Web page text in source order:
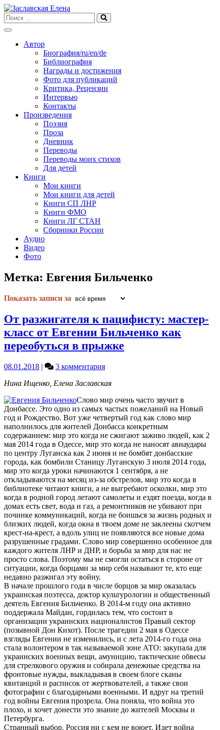
Skip
to
content
Автор
Биография/ru/en/de
Библиография
Награды и достижения
Фото для публикаций
Критика, Рецензии
Интервью
Контакты
Произведения
Поэзия
Проза
Дневник
Переводы
Переводы моих стихов
Для детей
Книги
Мои книги
Мои книги для детей
Книги СП ЛНР
Книги ФМО
Книги ЛГ СТАН
Сборники России
Аудио
Видео
Фото
Метка: Евгения Бильченко
Показать записи за
От разжигателя к пацифисту: мастер-
класс от Евгении Бильченко как
переобуться в прыжке
08.01.2018 | 3 комментарияк
От
к
пацифисту:
мастер-
класс
от
Евгении
Бильченко
как
переобуться
в
прыжке
Нина Ищенко, Елена Заславская
Слово мир очень часто звучит в
Донбассе. Это одно из самых частых пожеланий на Новый
год и Рождество. Вот уже четвертый год как слово мир
наполнилось для жителей Донбасса конкретным
содержанием: мир это когда не сжигают заживо людей, как 2
мая 2014 года в Одессе, мир это когда не наносят авиаудары
по центру Луганска как 2 июня и не бомбят донбасские
города, как бомбили Станицу Луганскую 3 июля 2014 года,
мир это когда уроки начинаются 1 сентября, а не
откладываются на месяц из-за обстрелов, мир это когда в
библиотеке читают книги, а не выгребают осколки, мир это
когда в родной город летают самолеты и ездят поезда, когда в
домах есть свет, вода и газ, а ремонтников не убивают при
починке коммуникаций, когда не боишься за жизнь родных и
близких людей, когда окна в твоем доме не заклеены скотчем
крест-на-крест, а вдоль улиц не появляются все новые дома
разрушенные градами. Слово мир совершенно особенное для
каждого жителя ЛНР и ДНР, и борьба за мир для нас не
просто слова. Поэтому мы не смогли остаться в стороне от
ситуации, когда борцами за мир себя называют те, кто еще
недавно разжигал эту войну.
В начале прошлого года в числе борцов за мир оказалась
украинская поэтесса, доктор культурологии и общественный
деятель Евгения Бильченко. В 2014-м году она активно
поддержала Майдан, гордилась тем, что состоит в
организации украинских националистов Правый сектор
(позывной Дон Кихот). После трагедии 2 мая в Одессе
взгляды Евгении не изменились, и с лета 2014-го года она
стала волонтером в так называемой зоне АТО: закупала для
украинских военных вещи, амуницию, тактические обвесы
для стрелкового оружия и собирала денежные средства на
фронтовые нужды, выкладывая в своем блоге сканы
квитанций и расписок от жертвователей, а также свои
фотографии с благодарными военными. И вдруг на третий
год войны Евгения прозрела. Она поняла, что война это
плохо, и хочет донести это знание до жителей Москвы и
Петербурга.
Странный выбор. Россия ни с кем не воюет. Идет война